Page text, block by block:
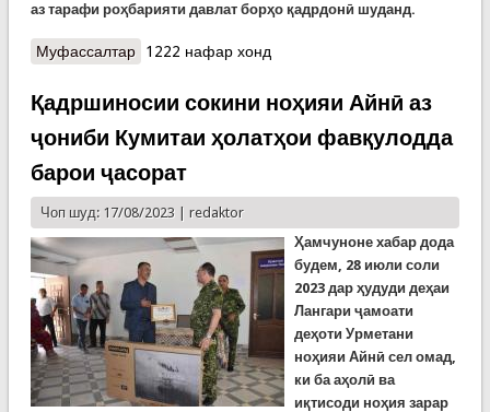
аз тарафи роҳбарияти давлат борҳо қадрдонӣ шуданд.
Муфассалтаро 29 сол дар суҳбати генерал Ҷамшед
1222 нафар хонд
Қадршиносии сокини ноҳияи Айнӣ аз
ҷониби Кумитаи ҳолатҳои фавқулодда
барои ҷасорат
Чоп шуд: 17/08/2023 | redaktor
Ҳамчуноне хабар дода
будем, 28 июли соли
2023 дар ҳудуди деҳаи
Лангари ҷамоати
деҳоти Урметани
ноҳияи Айнӣ сел омад,
ки ба аҳолӣ ва
иқтисоди ноҳия зарар